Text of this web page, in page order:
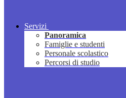
Servizi
Panoramica
Famiglie e studenti
Personale scolastico
Percorsi di studio